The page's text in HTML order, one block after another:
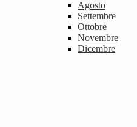
Agosto
Settembre
Ottobre
Novembre
Dicembre